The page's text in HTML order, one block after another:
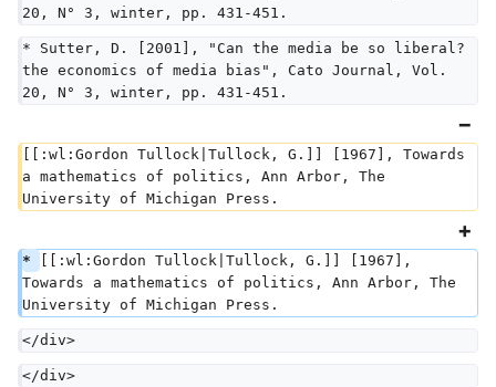
20, N° 3, winter, pp. 431-451.
* Sutter, D. [2001], "Can the media be so liberal?
the economics of media bias", Cato Journal, Vol.
20, N° 3, winter, pp. 431-451.
[[:wl:Gordon Tullock|Tullock, G.]] [1967], Towards
a mathematics of politics, Ann Arbor, The
University of Michigan Press.
*
[[:wl:Gordon Tullock|Tullock, G.]] [1967],
Towards a mathematics of politics, Ann Arbor, The
University of Michigan Press.
</div>
</div>